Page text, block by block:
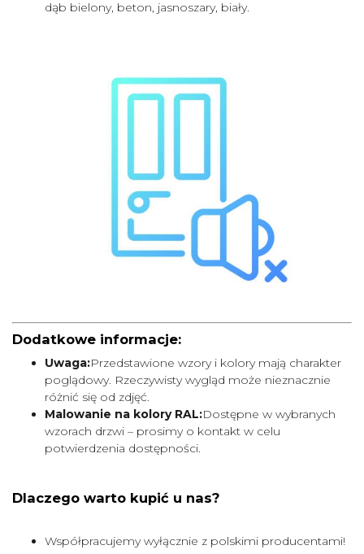
dąb bielony, beton, jasnoszary, biały.
Dodatkowe informacje:
Uwaga:Przedstawione wzory i kolory mają charakter
poglądowy. Rzeczywisty wygląd może nieznacznie
różnić się od zdjęć.
Malowanie na kolory RAL:Dostępne w wybranych
wzorach drzwi – prosimy o kontakt w celu
potwierdzenia dostępności.
Dlaczego warto kupić u nas?
Współpracujemy wyłącznie z polskimi producentami!